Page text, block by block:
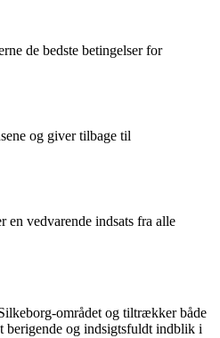
de bedste betingelser for
og giver tilbage til
vedvarende indsats fra alle
området og tiltrækker både
berigende og indsigtsfuldt indblik i